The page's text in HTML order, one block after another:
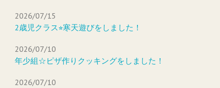
2026/07/15
2歳児クラス⭐︎寒天遊びをしました！
2026/07/10
年少組☆ピザ作りクッキングをしました！
2026/07/10